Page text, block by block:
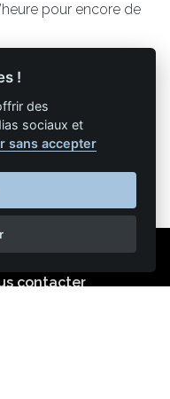
pour encore de
articles
contacter
!
des
sociaux et
sans accepter